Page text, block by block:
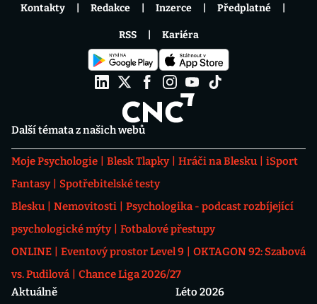
Další témata z našich webů
Moje Psychologie Blesk Tlapky Hráči na Blesku
iSport
Fantasy
Spotřebitelské testy
Blesku
Nemovitosti
Psychologika - podcast rozbíjející
psychologické mýty
Fotbalové přestupy
ONLINE
Eventový prostor Level 9
OKTAGON 92: Szabová
vs. Pudilová
Chance Liga 2026/27
Aktuálně
Léto 2026
Kontakty Redakce Inzerce Předplatné
RSS Kariéra